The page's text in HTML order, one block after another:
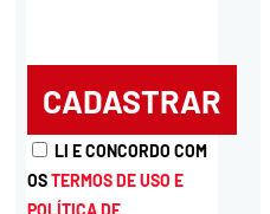
LI E CONCORDO COM
OSTERMOS DE USO E